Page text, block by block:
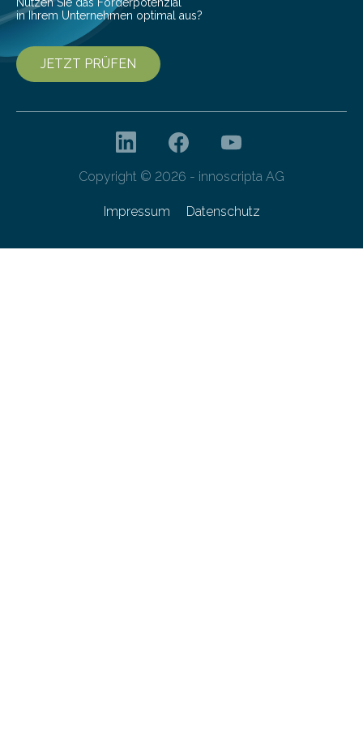
Nutzen Sie das Förderpotenzial
in Ihrem Unternehmen optimal aus?
JETZT PRÜFEN
Copyright © 2026 - innoscripta AG
Impressum Datenschutz